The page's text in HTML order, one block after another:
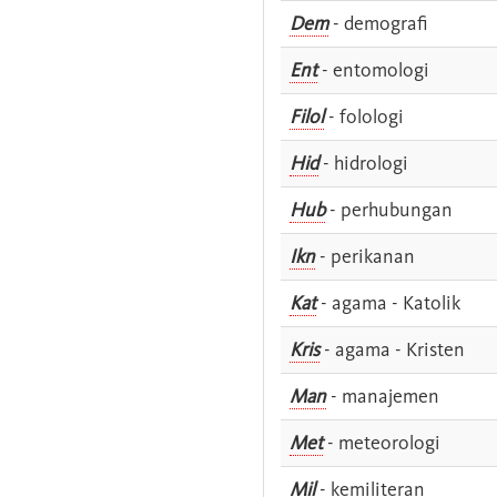
Dem- demografi
Ent- entomologi
Filol- folologi
Hid- hidrologi
Hub- perhubungan
Ikn- perikanan
Kat- agama - Katolik
Kris- agama - Kristen
Man- manajemen
Met- meteorologi
Mil- kemiliteran